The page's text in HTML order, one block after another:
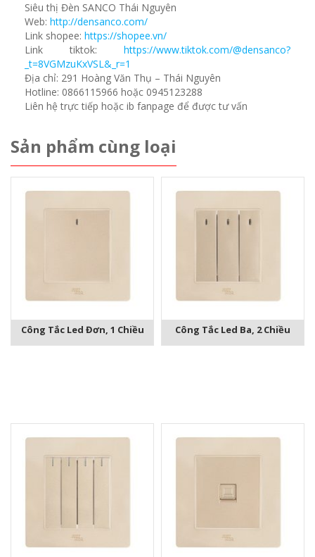
Siêu thị Đèn SANCO Thái Nguyên
Web: http://densanco.com/
Link shopee: https://shopee.vn/
Link tiktok: https://www.tiktok.com/@densanco?
_t=8VGMzuKxVSL&_r=1
Địa chỉ: 291 Hoàng Văn Thụ – Thái Nguyên
Hotline: 0866115966 hoặc 0945123288
Liên hệ trực tiếp hoặc ib fanpage để được tư vấn
Sản phẩm cùng loại
Công Tắc Led Đơn, 1 Chiều Công Tắc Led Ba, 2 Chiều